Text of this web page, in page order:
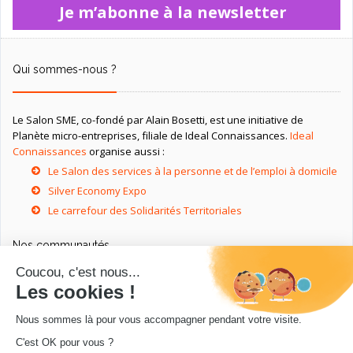
Je m’abonne à la newsletter
Qui sommes-nous ?
Le Salon SME, co-fondé par Alain Bosetti, est une initiative de
Planète micro-entreprises, filiale de Ideal Connaissances. Ideal
Connaissances organise aussi :
Le Salon des services à la personne et de l’emploi à domicile
Silver Economy Expo
Le carrefour des Solidarités Territoriales
Nos communautés
Ressources utiles